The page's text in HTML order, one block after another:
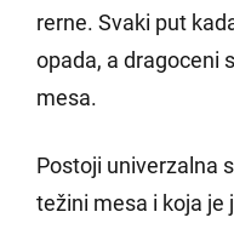
rerne. Svaki put
opada, a dragoceni
mesa.
Postoji univerzalna
težini mesa i koja je